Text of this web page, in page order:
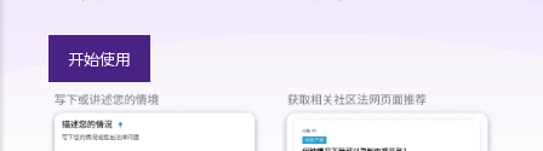
4. 终止雇佣合约的通知期可否包括法定的年假或产假？
7. 在暂停雇用期，我身为雇主需要付工资吗？
1. 雇主于何时需要向其雇员支付遣散费？
开始使用